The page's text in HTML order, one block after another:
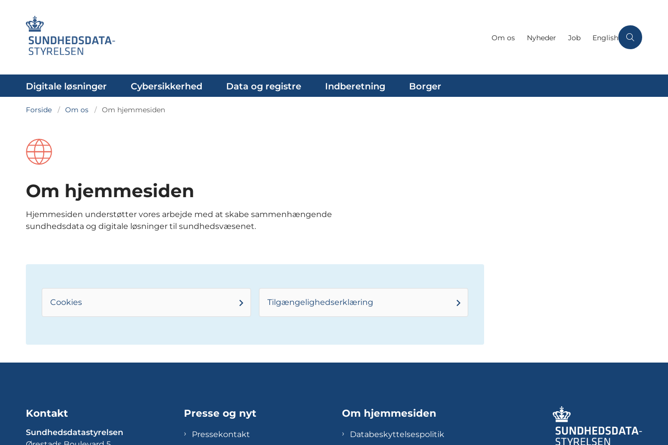
Om os Nyheder Job English
Digitale løsninger Cybersikkerhed Data og registre Indberetning Borger
Forside Om os Om hjemmesiden
Om hjemmesiden
Hjemmesiden understøtter vores arbejde med at skabe sammenhængende
sundhedsdata og digitale løsninger til sundhedsvæsenet.
Cookies Tilgængelighedserklæring
Kontakt
Sundhedsdatastyrelsen
Presse og nyt
Pressekontakt
Om hjemmesiden
Databeskyttelsespolitik